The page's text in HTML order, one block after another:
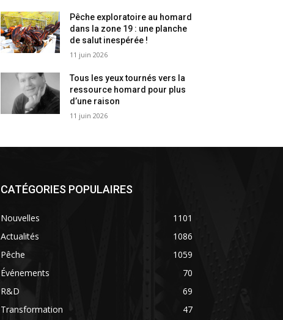
Pêche exploratoire au homard
dans la zone 19 : une planche
de salut inespérée !
11 juin 2026
Tous les yeux tournés vers la
ressource homard pour plus
d’une raison
11 juin 2026
CATÉGORIES POPULAIRES
Nouvelles
1101
Actualités
1086
Pêche
1059
Événements
70
R&D
69
Transformation
47